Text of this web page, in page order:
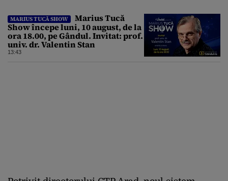
MARIUS TUCĂ SHOW
Marius Tucă
Show începe luni, 10 august, de la
ora 18.00, pe Gândul. Invitat: prof.
univ. dr. Valentin Stan
13:43